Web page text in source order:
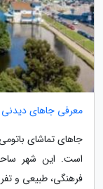
معرفی جاهای دیدنی
جاهای تماشای
است. این شهر
فرهنگی، طبیعی و